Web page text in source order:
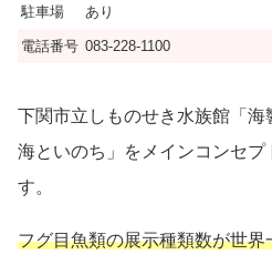
駐車場 あり
電話番号 083-228-1100
下関市立しものせき水族館「海
海といのち」をメインコンセ
す。
フグ目魚類の展示種類数が世